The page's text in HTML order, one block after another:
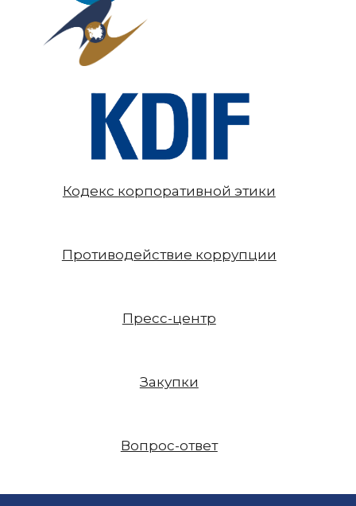
Кодекс корпоративной этики
Противодействие коррупции
Пресс-центр
Закупки
Вопрос-ответ